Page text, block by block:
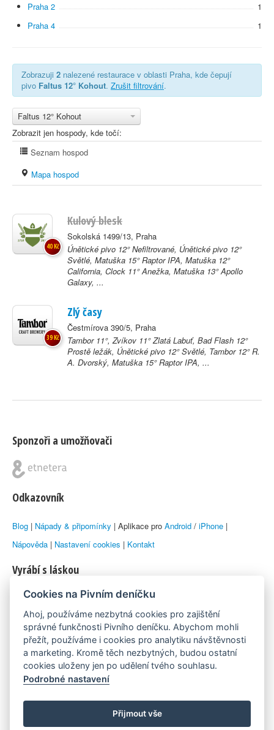
Praha 2
1
Praha 4
1
Zobrazuji 2 nalezené restaurace v oblasti Praha, kde čepují
pivo Faltus 12° Kohout. Zrušit filtrování.
Faltus 12° Kohout
Zobrazit jen hospody, kde točí:
Seznam hospod
Mapa hospod
Kulový blesk
Sokolská 1499/13, Praha
Únětické pivo 12° Nefiltrované, Únětické pivo 12°
Světlé, Matuška 15° Raptor IPA, Matuška 12°
California, Clock 11° Anežka, Matuška 13° Apollo
Galaxy, ...
40 Kč
Zlý časy
Čestmírova 390/5, Praha
Tambor 11°, Zvíkov 11° Zlatá Labuť, Bad Flash 12°
Prostě ležák, Únětické pivo 12° Světlé, Tambor 12° R.
A. Dvorský, Matuška 15° Raptor IPA, ...
39 Kč
Sponzoři a umožňovači
Odkazovník
Blog | Nápady & připomínky | Aplikace pro Android / iPhone |
Nápověda | Nastavení cookies | Kontakt
Vyrábí s láskou
© 2010–2026 byLukáš Zemanaka Emka
Máme rádi
Pivní.info
Poznámka pod čarou
Pivní deníček je nezávislý zdroj, který není spjat s žádným
Cookies na Pivním deníčku
Ahoj, používáme nezbytná cookies pro zajištění
správné funkčnosti Pivního deníčku. Abychom mohli
přežít, používáme i cookies pro analytiku návštěvnosti
a marketing. Kromě těch nezbytných, budou ostatní
cookies uloženy jen po udělení tvého souhlasu.
Podrobné nastavení
Přijmout vše